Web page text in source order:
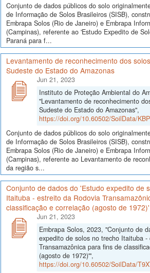
Conjunto de dados públicos do solo
de Informação de Solos Brasileiros (SISB),
Embrapa Solos (Rio de Janeiro) e Embrapa
(Campinas), referente ao 'Estudo Expedito de
Paraná para f...
Levantamento de reconhecimento dos
Sudeste do Estado do Amazonas
Jun 21, 2023
Instituto de Proteção Ambiental do
"Levantamento de reconhecimento
Sudeste do Estado do Amazonas",
https://doi.org/10.60502/SoilData/
Conjunto de dados públicos do solo
de Informação de Solos Brasileiros (SISB),
Embrapa Solos (Rio de Janeiro) e Embrapa
(Campinas), referente ao Levantamento de
da região s...
Conjunto de dados do 'Estudo expedito de
Itaituba - estreito da Rodovia
classificação e correlação (agosto de 1972)'
Jun 21, 2023
Embrapa Solos, 2023, "Conjunto de
expedito de solos no trecho Itaituba
Transamazônica para fins de
(agosto de 1972)'",
https://doi.org/10.60502/SoilData/